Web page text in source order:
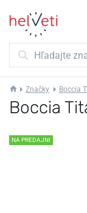
Značky Boccia
Boccia
NA PREDAJNI